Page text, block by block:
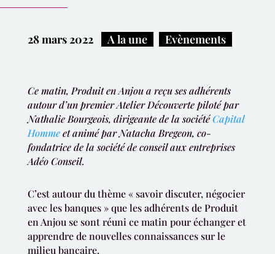
28 mars 2022| A la une Evènements
Ce matin, Produit en Anjou a reçu ses adhérents
autour d’un premier Atelier Découverte piloté par
Nathalie Bourgeois, dirigeante de la sociétéCapital
Hommeet animé par Natacha Bregeon, co-
fondatrice de la société de conseil aux entreprises
Adéo Conseil.
C’est autour du thème « savoir discuter, négocier
avec les banques » que les adhérents de Produit
en Anjou se sont réuni ce matin pour échanger et
apprendre de nouvelles connaissances sur le
milieu bancaire.